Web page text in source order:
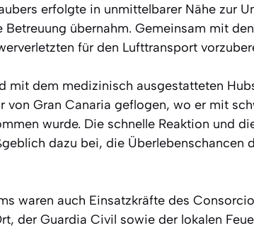
erfolgte in unmittelbarer Nähe zur
übernahm. Gemeinsam mit
für den Lufttransport
mit dem medizinisch ausgestatteten
von Gran Canaria geflogen, wo er mit
wurde. Die schnelle Reaktion und
dazu bei, die Überlebenschancen
waren auch Einsatzkräfte des
der Guardia Civil sowie der lokalen